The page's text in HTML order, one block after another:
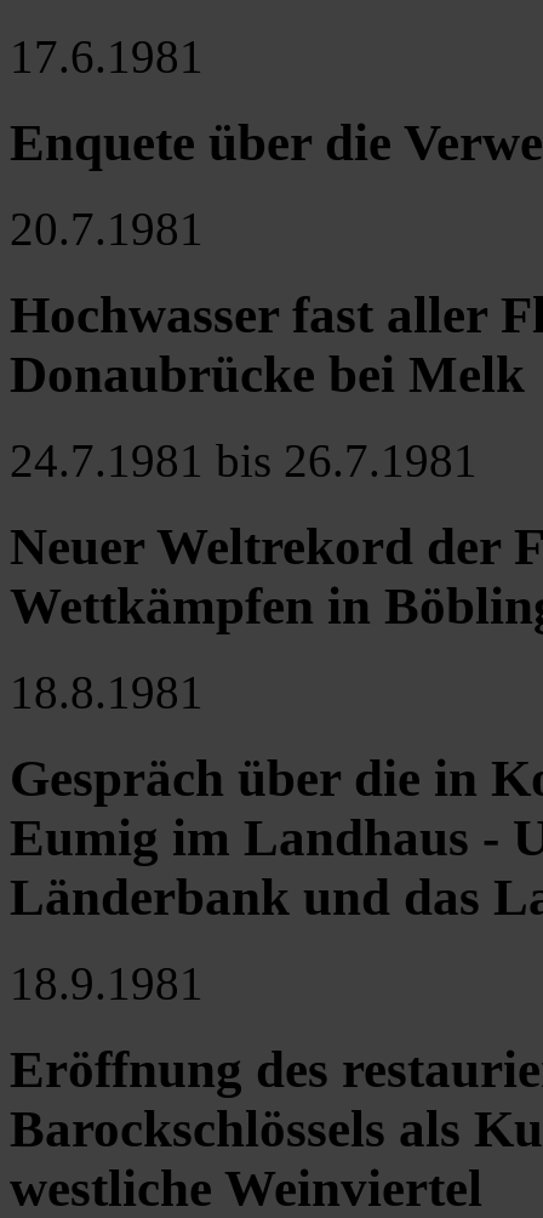
17.6.1981
Enquete über die
20.7.1981
Hochwasser fast aller
Donaubrücke bei Melk
24.7.1981 bis 26.7.1981
Neuer Weltrekord der
Wettkämpfen in
18.8.1981
Gespräch über die in
Eumig im Landhaus -
Länderbank und das
18.9.1981
Eröffnung des
Barockschlössels als
westliche Weinviertel